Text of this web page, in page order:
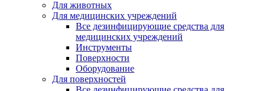
Для животных
Для медицинских учреждений
Все дезинфицирующие средства для
медицинских учреждений
Инструменты
Поверхности
Оборудование
Для поверхностей